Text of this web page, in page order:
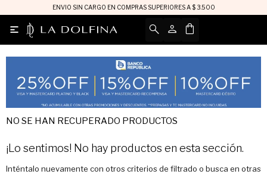
ENVIO SIN CARGO EN COMPRAS SUPERIORES A $ 3.500

NO SE HAN RECUPERADO PRODUCTOS
¡Lo sentimos! No hay productos en esta sección.
Inténtalo nuevamente con otros criterios de filtrado o busca en otras